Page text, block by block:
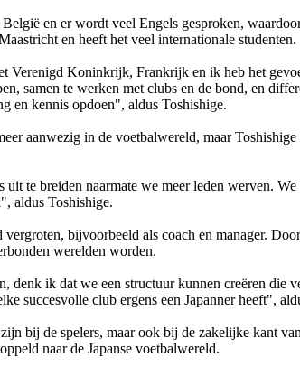
en er wordt veel Engels gesproken,
en heeft het veel internationale studenten.
Verenigd Koninkrijk, Frankrijk en ik heb het
samen te werken met clubs en de bond, en
en kennis opdoen", aldus Toshishige.
aanwezig in de voetbalwereld, maar
te breiden naarmate we meer leden werven.
aldus Toshishige.
bijvoorbeeld als coach en manager.
werelden worden.
ik dat we een structuur kunnen creëren die
succesvolle club ergens een Japanner heeft",
bij de spelers, maar ook bij de zakelijke kant
naar de Japanse voetbalwereld.